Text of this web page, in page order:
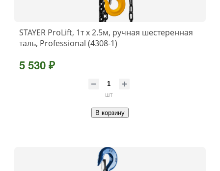
STAYER ProLift, 1т х 2.5м, ручная шестеренная
таль, Professional (4308-1)
5 530 ₽
шт
В корзину